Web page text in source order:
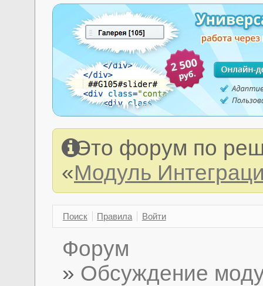
Это форум по
«Модуль
Поиск Правила Войти
Форум
» Обсуждение